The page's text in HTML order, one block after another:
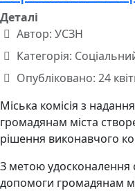
Деталі
Автор: УСЗН
Категорія:
Опубліковано: 24
Міська комісія з
громадянам міста
рішення виконавчого
З метою удосконалення
допомоги громадянам